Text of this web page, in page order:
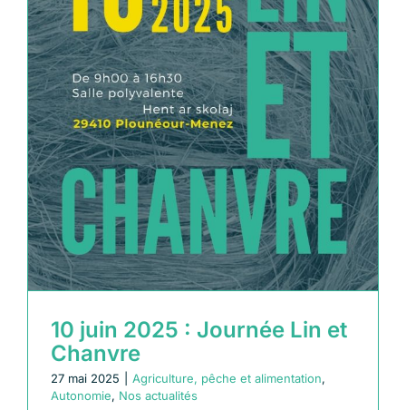
10 juin 2025 : Journée Lin et
Chanvre
27 mai 2025 Agriculture, pêche et alimentation,
Autonomie, Nos actualités